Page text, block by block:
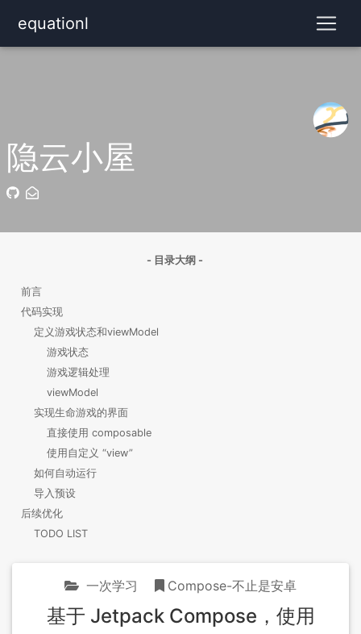
equationl
隐云小屋
- 目录大纲 -
前言
代码实现
定义游戏状态和viewModel
游戏状态
游戏逻辑处理
viewModel
实现生命游戏的界面
直接使用 composable
使用自定义 “view”
如何自动运行
导入预设
后续优化
TODO LIST
一次学习 Compose-不止是安卓
基于 Jetpack Compose，使用